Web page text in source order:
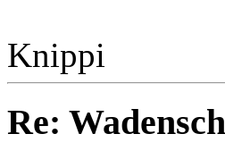
Knippi
Re: